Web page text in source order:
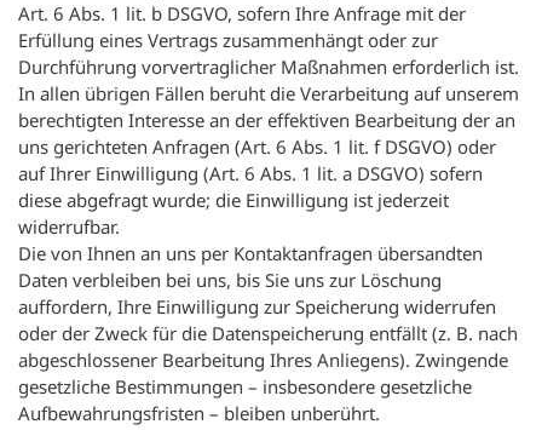
Art. 6 Abs. 1 lit. b DSGVO, sofern Ihre Anfrage mit der
Erfüllung eines Vertrags zusammenhängt oder zur
Durchführung vorvertraglicher Maßnahmen erforderlich ist.
In allen übrigen Fällen beruht die Verarbeitung auf unserem
berechtigten Interesse an der effektiven Bearbeitung der an
uns gerichteten Anfragen (Art. 6 Abs. 1 lit. f DSGVO) oder
auf Ihrer Einwilligung (Art. 6 Abs. 1 lit. a DSGVO) sofern
diese abgefragt wurde; die Einwilligung ist jederzeit
widerrufbar.
Die von Ihnen an uns per Kontaktanfragen übersandten
Daten verbleiben bei uns, bis Sie uns zur Löschung
auffordern, Ihre Einwilligung zur Speicherung widerrufen
oder der Zweck für die Datenspeicherung entfällt (z. B. nach
abgeschlossener Bearbeitung Ihres Anliegens). Zwingende
gesetzliche Bestimmungen – insbesondere gesetzliche
Aufbewahrungsfristen – bleiben unberührt.